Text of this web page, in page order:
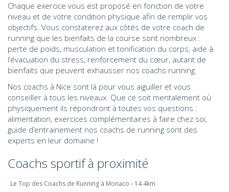
Chaque exercice vous est proposé en fonction de votre
niveau et de votre condition physique afin de remplir vos
objectifs. Vous constaterez aux côtés de votre coach de
running que les bienfaits de la course sont nombreux :
perte de poids, musculation et tonification du corps, aide à
l’évacuation du stress, renforcement du cœur, autant de
bienfaits que peuvent exhausser nos coachs running.
Nos coachs à Nice sont là pour vous aiguiller et vous
conseiller à tous les niveaux. Que ce soit mentalement où
physiquement ils répondront à toutes vos questions :
alimentation, exercices complémentaires à faire chez soi,
guide d’entrainement nos coachs de running sont des
experts en leur domaine !
Coachs sportif à proximité
Le Top des Coachs de Running à Monaco - 14.4km